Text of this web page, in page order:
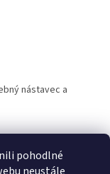
pohodlné
nástavec a